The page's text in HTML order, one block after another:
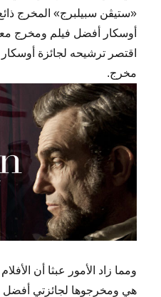
«ستيڤن سبيلبرج» المخرج
أوسكار أفضل فيلم ومخرج
اقتصر ترشيحه لجائزة
مخرج.
ومما زاد الأمور عبثا أن
هي ومخرجوها لجائزتي أفضل